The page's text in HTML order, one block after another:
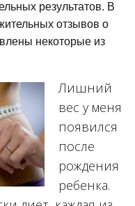
результатов. В
отзывов о
некоторые из
Лишний
вес у меня
появился
после
рождения
ребенка.